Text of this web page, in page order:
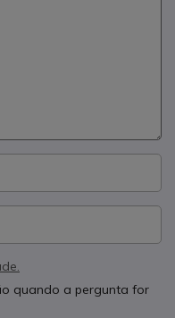
quando a pergunta for